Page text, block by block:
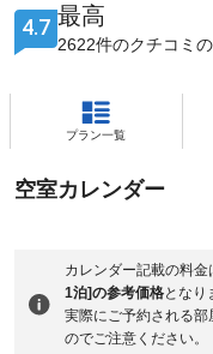
4.7 最高
2622件のクチコミ
プラン一覧
空室カレンダー
カレンダー記載の料
1泊]の参考価格となり
実際にご予約される
のでご注意ください。